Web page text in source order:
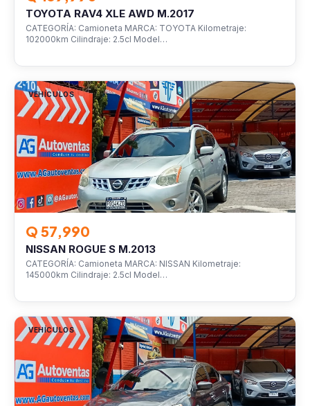
TOYOTA RAV4 XLE AWD M.2017
CATEGORÍA: Camioneta MARCA: TOYOTA Kilometraje:
102000km Cilindraje: 2.5cl Model…
VEHÍCULOS
Q 57,990
NISSAN ROGUE S M.2013
CATEGORÍA: Camioneta MARCA: NISSAN Kilometraje:
145000km Cilindraje: 2.5cl Model…
VEHÍCULOS